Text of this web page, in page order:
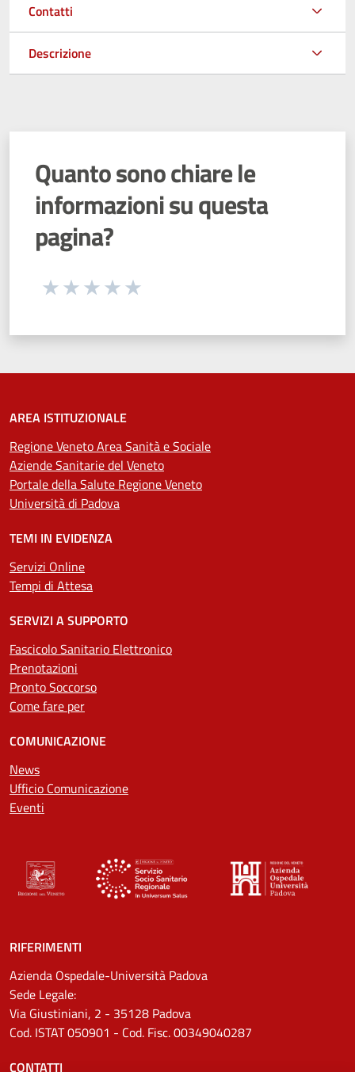
Contatti
Descrizione
Quanto sono chiare le
informazioni su questa
pagina?
Seleziona una valutazione da 1 a 5 stelle
AREA ISTITUZIONALE
Regione Veneto Area Sanità e Sociale
Aziende Sanitarie del Veneto
Portale della Salute Regione Veneto
Università di Padova
TEMI IN EVIDENZA
Servizi Online
Tempi di Attesa
SERVIZI A SUPPORTO
Fascicolo Sanitario Elettronico
Prenotazioni
Pronto Soccorso
Come fare per
COMUNICAZIONE
News
Ufficio Comunicazione
Eventi
RIFERIMENTI
Azienda Ospedale-Università Padova
Sede Legale:
Via Giustiniani, 2 - 35128 Padova
Cod. ISTAT 050901 - Cod. Fisc. 00349040287
CONTATTI